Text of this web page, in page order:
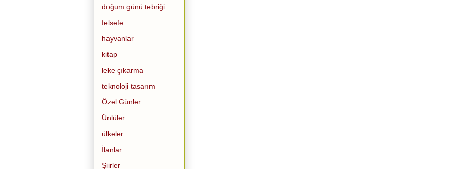
doğum günü tebriği
felsefe
hayvanlar
kitap
leke çıkarma
teknoloji tasarım
Özel Günler
Ünlüler
ülkeler
İlanlar
Şiirler